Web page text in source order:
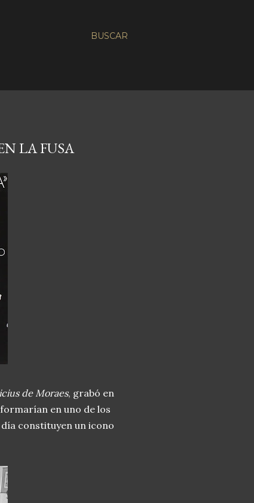
BUSCAR
LA FUSA
de Moraes, grabó en
en uno de los
constituyen un icono